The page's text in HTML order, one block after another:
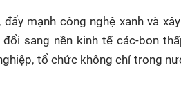
mạnh công nghệ xanh và
sang nền kinh tế các-bon
tổ chức không chỉ trong